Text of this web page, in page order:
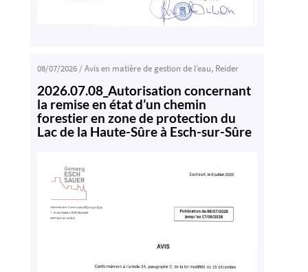
08/07/2026/Avis en matière de gestion de l’eau, Reider
2026.07.08_Autorisation concernant
la remise en état d’un chemin
forestier en zone de protection du
Lac de la Haute-Sûre à Esch-sur-Sûre